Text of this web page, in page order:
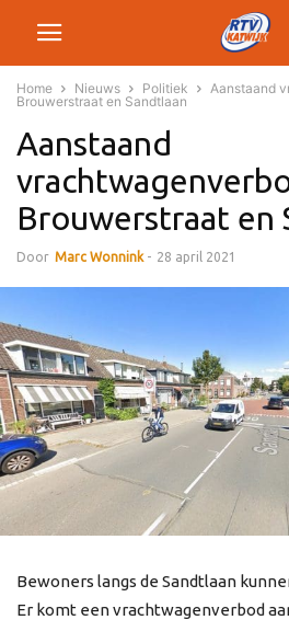
Home Nieuws Politiek
Aanstaand
Brouwerstraat en Sandtlaan
Aanstaand
Brouwerstraat en
Door Marc Wonnink - 28 april 2021
Bewoners langs de Sandtlaan
Er komt een vrachtwagenverbod